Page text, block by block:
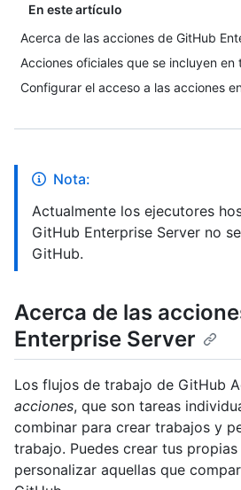
En este artículo
Acerca de las acciones de GitHub
Acciones oficiales que se incluyen en
Configurar el acceso a las acciones
Nota:
Actualmente los ejecutores
GitHub Enterprise Server no
GitHub.
Acerca de las
Enterprise Server
Los flujos de trabajo de GitHub
acciones, que son tareas
combinar para crear trabajos y
trabajo. Puedes crear tus
personalizar aquellas que